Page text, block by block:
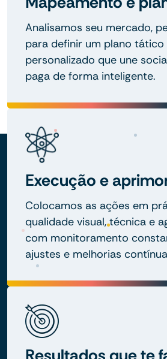
Analisamos seu mercado,
para definir um plano
personalizado que une
paga de forma inteligente.
Execução e
Colocamos as ações em
qualidade visual, técnica e
com monitoramento
ajustes e melhorias